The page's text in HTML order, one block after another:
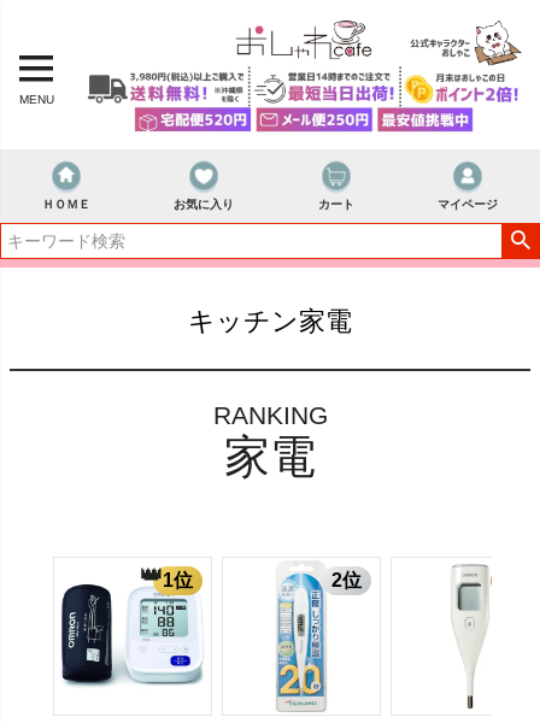
MENU
ＨＯＭＥ お気に入り カート マイページ
キッチン家電
RANKING
家電